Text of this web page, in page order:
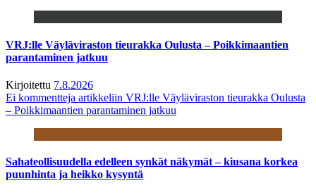
VRJ:lle Väyläviraston tieurakka Oulusta – Poikkimaantien
parantaminen jatkuu
Kirjoitettu 7.8.2026
Ei kommentteja artikkeliin VRJ:lle Väyläviraston tieurakka Oulusta
– Poikkimaantien parantaminen jatkuu
Sahateollisuudella edelleen synkät näkymät – kiusana korkea
puunhinta ja heikko kysyntä